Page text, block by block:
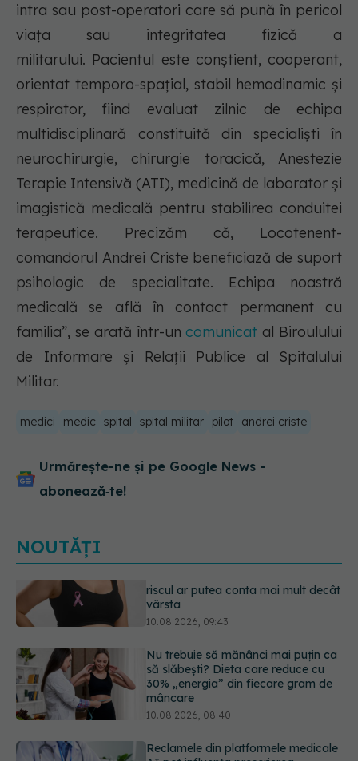
intra sau post-operatori care să pună în pericol
viața sau integritatea fizică a
militarului. Pacientul este conştient, cooperant,
orientat temporo-spațial, stabil hemodinamic şi
respirator, fiind evaluat zilnic de echipa
multidisciplinară constituită din specialişti în
neurochirurgie, chirurgie toracică, Anestezie
Terapie Intensivă (ATI), medicină de laborator şi
imagistică medicală pentru stabilirea conduitei
terapeutice. Precizăm că, Locotenent-
comandorul Andrei Criste beneficiază de suport
psihologic de specialitate. Echipa noastră
medicală se află în contact permanent cu
familia”, se arată într-un comunicat al Biroulului
de Informare și Relații Publice al Spitalului
Militar.
medici medic spital spital militar pilot andrei criste
Urmărește-ne și pe Google News -
abonează‑te!
NOUTĂȚI
Nu trebuie să mănânci mai puțin ca
să slăbești? Dieta care reduce cu
10.08.2026, 08:40
Reclamele din platformele medicale
AI pot influența prescrierea
09.08.2026, 21:00